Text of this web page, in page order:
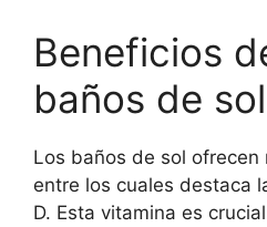
Beneficios
baños de sol
Los baños de sol
entre los cuales destaca
D. Esta vitamina es